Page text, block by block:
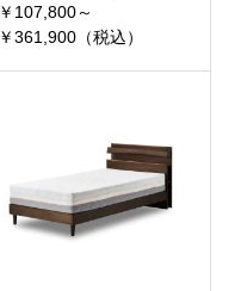
￥107,800～
￥361,900（税込）